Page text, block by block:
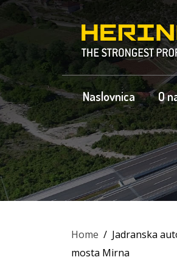
Naslovnica O
Home / Jadranska
mosta Mirna